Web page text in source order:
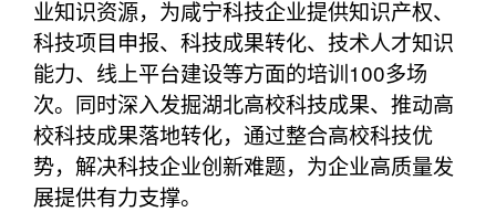
业知识资源，为咸宁科技企业提供知识产权、
科技项目申报、科技成果转化、技术人才知识
能力、线上平台建设等方面的培训100多场
次。同时深入发掘湖北高校科技成果、推动高
校科技成果落地转化，通过整合高校科技优
势，解决科技企业创新难题，为企业高质量发
展提供有力支撑。